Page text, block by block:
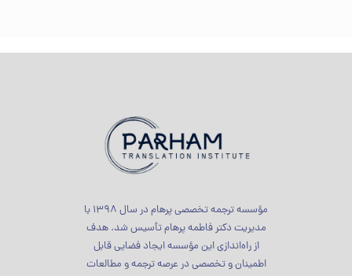
مؤسسه ترجمه تخصصی پرهام در سال 1398 با
مدیریت دکتر فاطمه پرهام تأسیس شد. هدف
از راه‌اندازی این مؤسسه ایجاد فضایی قابل
اطمینان و تخصصی در عرصه ترجمه و مطالعات